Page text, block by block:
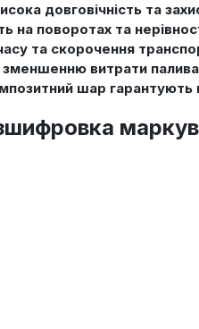
довговічність та
на поворотах та
та скорочення
витрати
шар гарантують